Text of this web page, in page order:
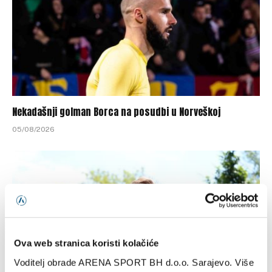
Ova web stranica koristi kolačiće
Voditelj obrade ARENA SPORT BH d.o.o. Sarajevo. Više
Nekadašnji golman Borca na posudbi u Norveškoj
05/08/2026